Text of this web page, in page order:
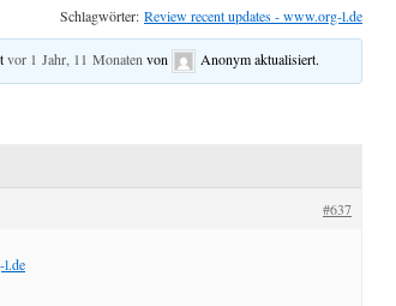
Schlagwörter: Review recent updates - www.org-l.de
vor 1 Jahr, 11 Monaten von Anonymaktualisiert.
#637
l.de